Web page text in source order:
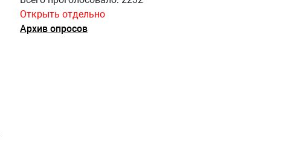
Открыть отдельно
Архив опросов